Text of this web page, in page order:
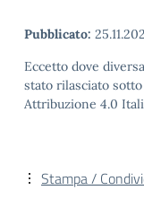
Pubblicato:
Eccetto dove
stato rilasciato
Attribuzione 4.0
Stampa /